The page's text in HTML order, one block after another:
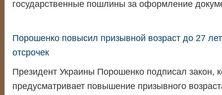
государственные пошлины за оформление
Порошенко повысил призывной возраст до 27
отсрочек
Президент Украины Порошенко подписал закон,
предусматривает повышение призывного